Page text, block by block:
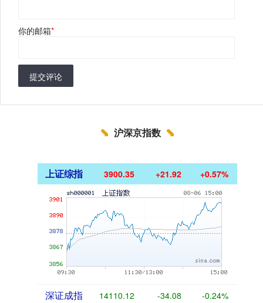
你的邮箱*
提交评论
沪深京指数
上证综指 3900.35 +21.92 +0.57%
深证成指 14110.12 -34.08 -0.24%